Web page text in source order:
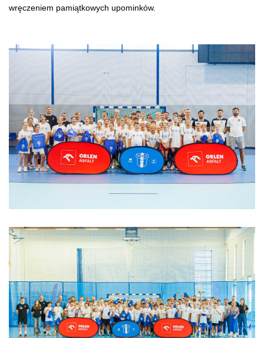
wręczeniem pamiątkowych upominków.